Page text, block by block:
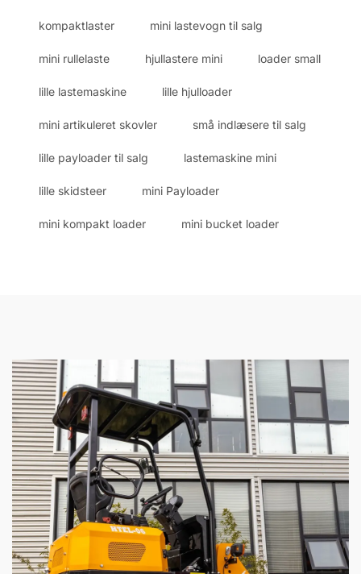
kompaktlaster mini lastevogn til salg
mini rullelaste hjullastere mini loader small
lille lastemaskine lille hjulloader
mini artikuleret skovler små indlæsere til salg
lille payloader til salg lastemaskine mini
lille skidsteer mini Payloader
mini kompakt loader mini bucket loader